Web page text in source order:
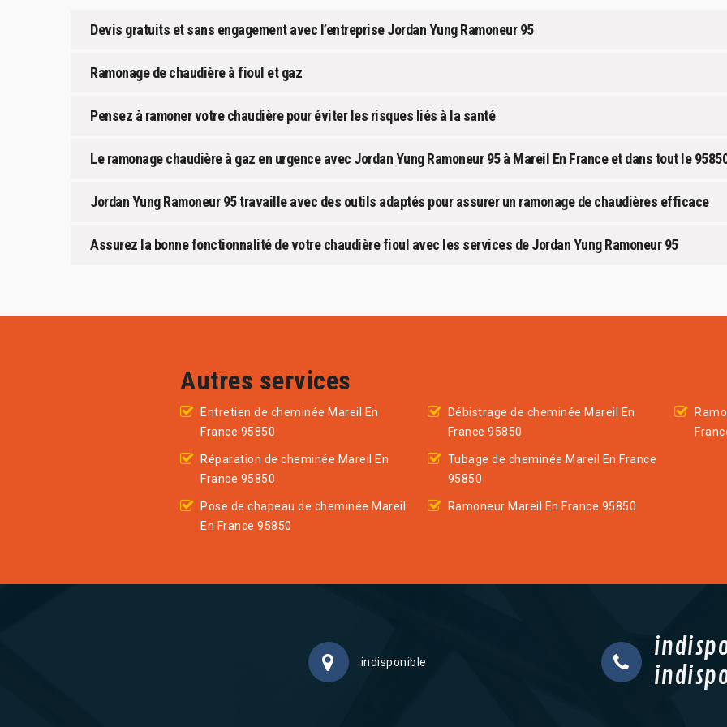
Devis gratuits et sans engagement avec l’entreprise Jordan Yung Ramoneur 95
Ramonage de chaudière à fioul et gaz
Pensez à ramoner votre chaudière pour éviter les risques liés à la santé
Le ramonage chaudière à gaz en urgence avec Jordan Yung Ramoneur 95 à Mareil En France et dans tout le
Jordan Yung Ramoneur 95 travaille avec des outils adaptés pour assurer un ramonage de chaudières efficace
Assurez la bonne fonctionnalité de votre chaudière fioul avec les services de Jordan Yung Ramoneur 95
Autres services
Entretien de cheminée Mareil En
France 95850
Réparation de cheminée Mareil En
France 95850
Pose de chapeau de cheminée Mareil
En France 95850
Débistrage de cheminée Mareil En
France 95850
Tubage de cheminée Mareil En France
95850
Ramoneur Mareil En France 95850
indisponible